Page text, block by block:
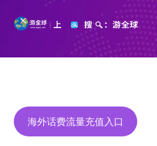
Skip
Skip
首页
公司介绍
海外话费流量充值入口